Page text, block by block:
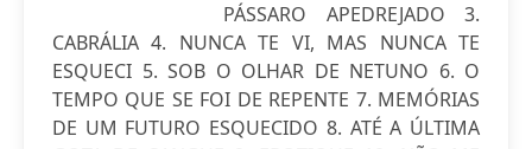
PÁSSARO APEDREJADO 3.
CABRÁLIA 4. NUNCA TE VI, MAS NUNCA TE
ESQUECI 5. SOB O OLHAR DE NETUNO 6. O
TEMPO QUE SE FOI DE REPENTE 7. MEMÓRIAS
DE UM FUTURO ESQUECIDO 8. ATÉ A ÚLTIMA